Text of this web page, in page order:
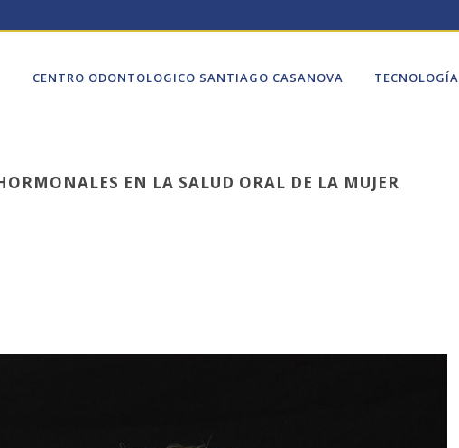
CENTRO ODONTOLOGICO SANTIAGO CASANOVA TECNOLOGÍA
EN LA SALUD ORAL DE LA MUJER